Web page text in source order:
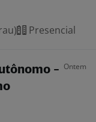
Presencial
- Ontem